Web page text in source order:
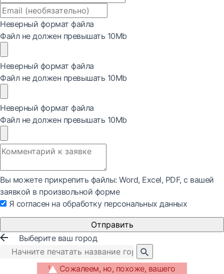
Неверный формат файла
Файл не должен превышать 10Mb
Неверный формат файла
Файл не должен превышать 10Mb
Неверный формат файла
Файл не должен превышать 10Mb
Вы можете прикрепить файлы: Word, Exсel, PDF, с вашей
заявкой в произвольной форме
Я согласен на обработку персональных данных
Отправить
Выберите ваш город
Сожалеем, но, похоже, вашего